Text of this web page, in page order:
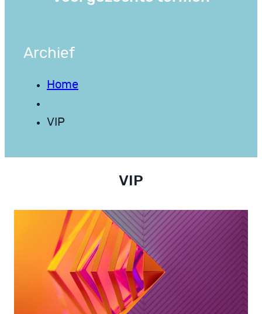
Archief
Home
VIP
VIP